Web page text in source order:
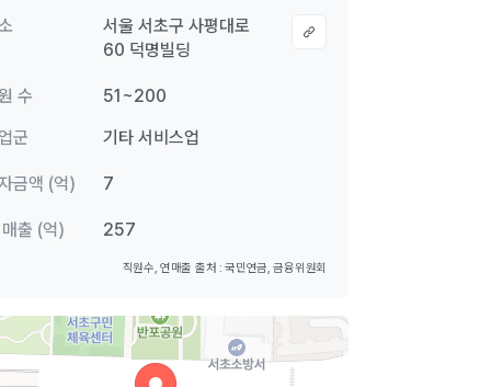
서울 서초구 사평대로
60 덕명빌딩
수
51~200
군
기타 서비스업
금액 (억) 7
출 (억) 257
직원수, 연매출 출처 : 국민연금, 금융위원회